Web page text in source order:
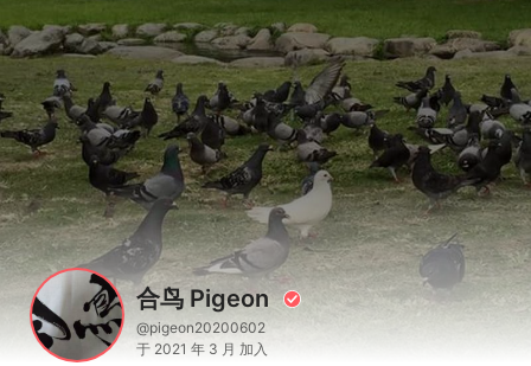
合鸟 Pigeon
@pigeon20200602
于 2021 年 3 月 加入